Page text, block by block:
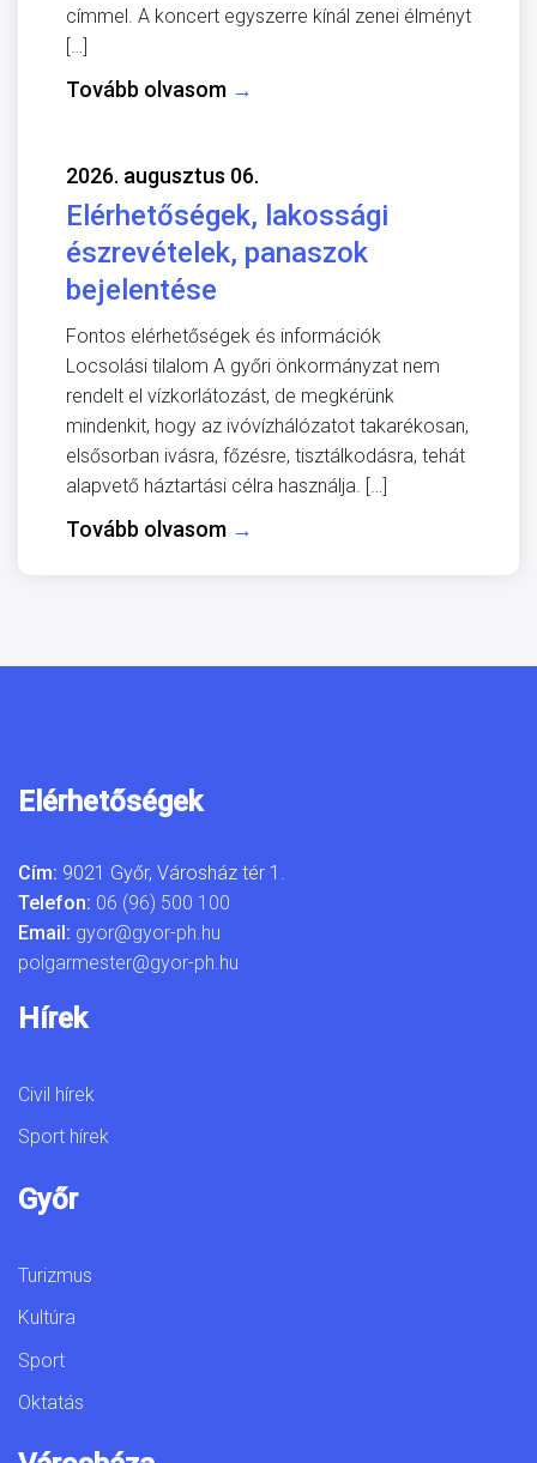
címmel. A koncert egyszerre kínál zenei élményt
[…]
Tovább olvasom →
2026. augusztus 06.
Elérhetőségek, lakossági
észrevételek, panaszok
bejelentése
Fontos elérhetőségek és információk
Locsolási tilalom A győri önkormányzat nem
rendelt el vízkorlátozást, de megkérünk
mindenkit, hogy az ivóvízhálózatot takarékosan,
elsősorban ivásra, főzésre, tisztálkodásra, tehát
alapvető háztartási célra használja. […]
Tovább olvasom →
Elérhetőségek
Cím: 9021 Győr, Városház tér 1.
Telefon: 06 (96) 500 100
Email: gyor@gyor-ph.hu
polgarmester@gyor-ph.hu
Hírek
Civil hírek
Sport hírek
Győr
Turizmus
Kultúra
Sport
Oktatás